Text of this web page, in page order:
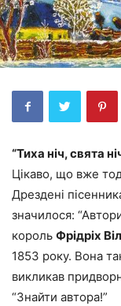
“Тиха ніч, свята
Цікаво, що вже
Дрездені
значилося:
король Фрідріх
1853 року. Вона
викликав
“Знайти автора!”